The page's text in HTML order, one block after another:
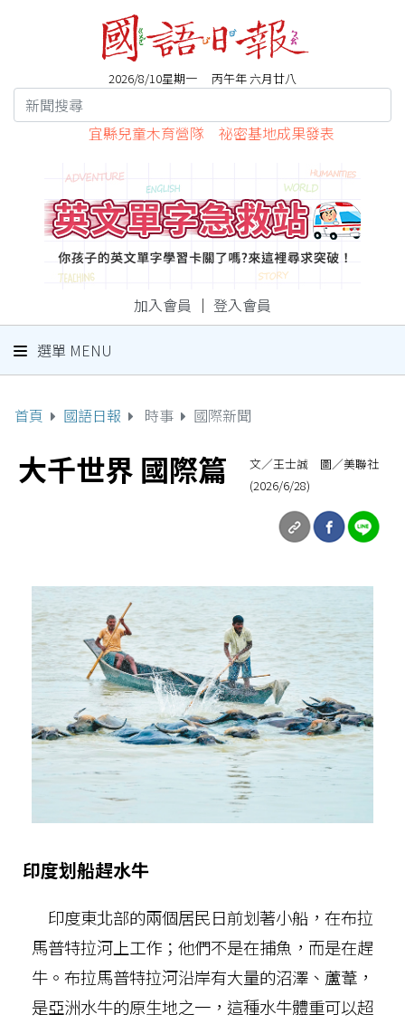
2026/8/10星期一 丙午年 六月廿八
宜縣兒童木育營隊 祕密基地成果發表
加入會員 ｜ 登入會員
選單 MENU
首頁 國語日報 時事 國際新聞
大千世界 國際篇
文／王士誠 圖／美聯社
(2026/6/28)
印度划船趕水牛
印度東北部的兩個居民日前划著小船，在布拉
馬普特拉河上工作；他們不是在捕魚，而是在趕
牛。布拉馬普特拉河沿岸有大量的沼澤、蘆葦，
是亞洲水牛的原生地之一，這種水牛體重可以超